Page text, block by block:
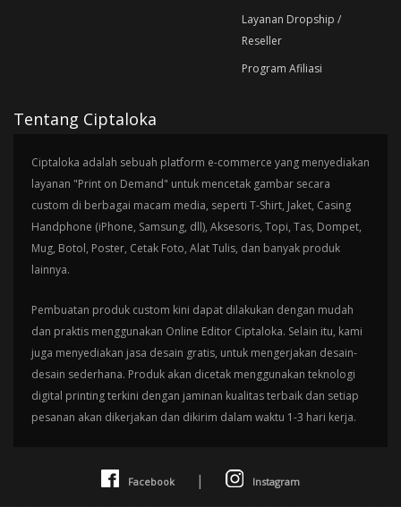
Layanan Dropship /
Reseller
Program Afiliasi
Tentang Ciptaloka
Ciptaloka adalah sebuah platform e-commerce yang menyediakan
layanan "Print on Demand" untuk mencetak gambar secara
custom di berbagai macam media, seperti T-Shirt, Jaket, Casing
Handphone (iPhone, Samsung, dll), Aksesoris, Topi, Tas, Dompet,
Mug, Botol, Poster, Cetak Foto, Alat Tulis, dan banyak produk
lainnya.
Pembuatan produk custom kini dapat dilakukan dengan mudah
dan praktis menggunakan Online Editor Ciptaloka. Selain itu, kami
juga menyediakan jasa desain gratis, untuk mengerjakan desain-
desain sederhana. Produk akan dicetak menggunakan teknologi
digital printing terkini dengan jaminan kualitas terbaik dan setiap
pesanan akan dikerjakan dan dikirim dalam waktu 1-3 hari kerja.
Facebook | Instagram